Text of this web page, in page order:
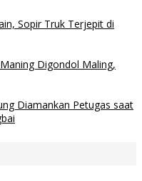
Sopir Truk Terjepit di
Digondol Maling,
Diamankan Petugas saat